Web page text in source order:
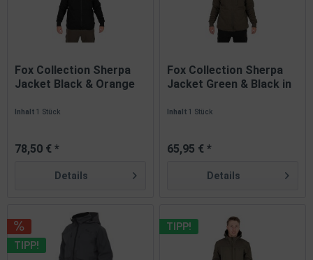
Fox Collection Sherpa
Jacket Black & Orange
Inhalt1 Stück
78,50 € *
Details
Fox Collection Sherpa
Jacket Green & Black in
Inhalt1 Stück
65,95 € *
Details
TIPP!
TIPP!